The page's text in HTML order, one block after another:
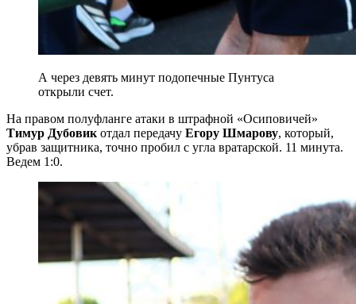
А через девять минут подопечные Пунтуса
открыли счет.
На правом полуфланге атаки в штрафной «Осиповичей»
Тимур Дубовик отдал передачу Егору Шмарову, который,
убрав защитника, точно пробил с угла вратарской. 11 минута.
Ведем 1:0.